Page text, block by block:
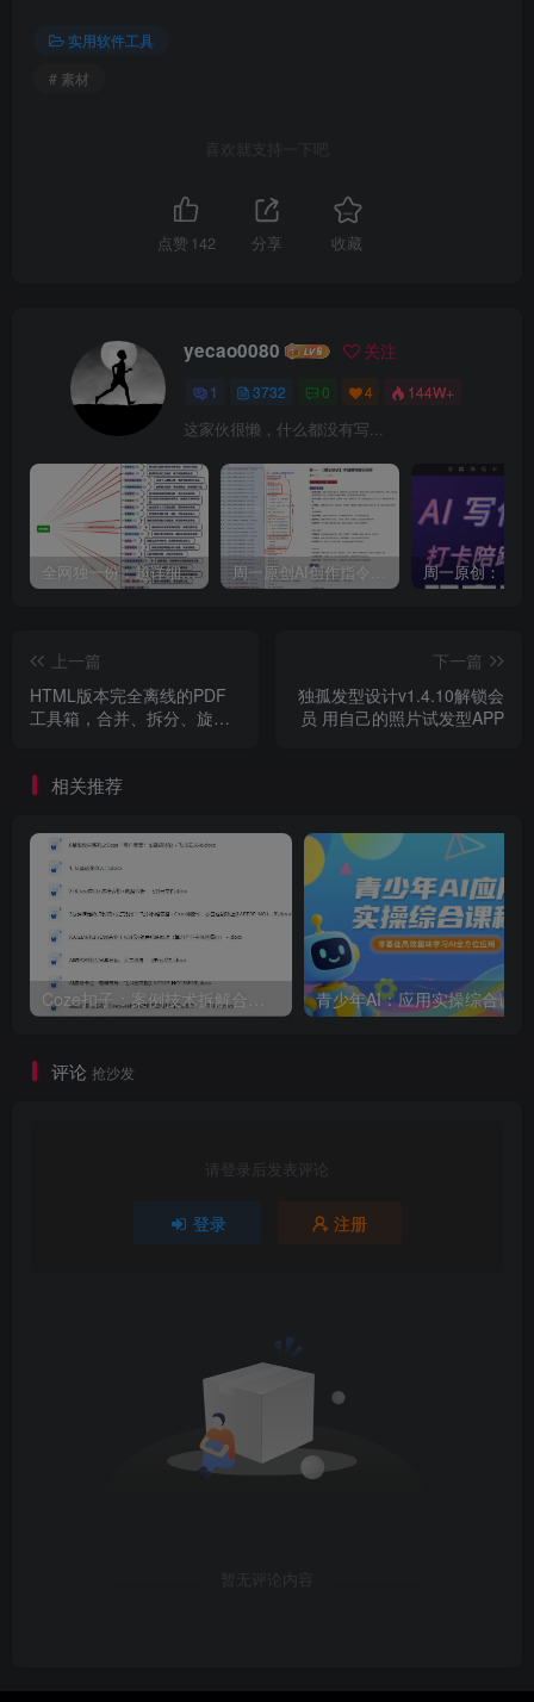
实用软件工具
# 素材
喜欢就支持一下吧
点赞 142 分享 收藏
yecao0080 关注
1 3732 0 4 144W+
这家伙很懒，什么都没有写...
全网独一份：超详细的40+个自媒体赛道领域解析手册，让你的内容创作不再局限！ 周一原创AI创作指令词：30+个领域赛道的创作提示词集合
上一篇
HTML版本完全离线的PDF
工具箱，合并、拆分、旋
下一篇
独孤发型设计v1.4.10解锁会
员 用自己的照片试发型APP
相关推荐
评论 抢沙发
请登录后发表评论
登录 注册
暂无评论内容